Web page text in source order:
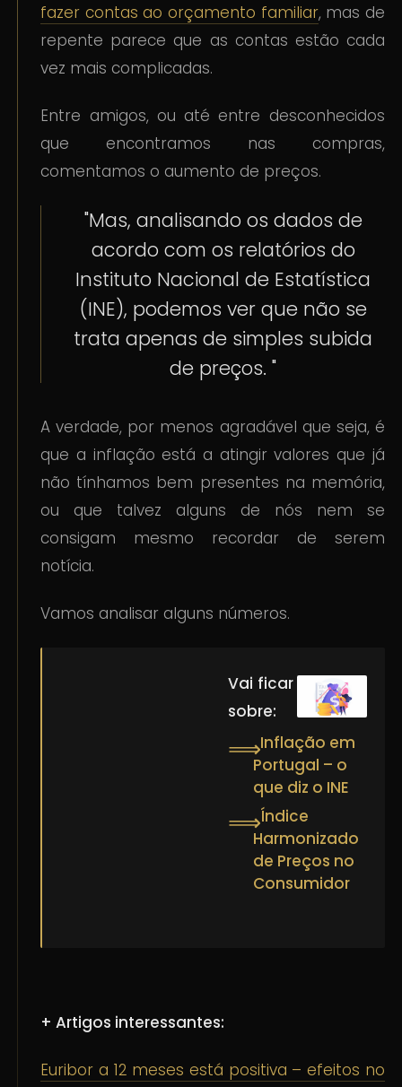
fazer contas ao orçamento familiar, mas de
repente parece que as contas estão cada
vez mais complicadas.
Entre amigos, ou até entre desconhecidos
que encontramos nas compras,
comentamos o aumento de preços.
"Mas, analisando os dados de
acordo com os relatórios do
Instituto Nacional de Estatística
(INE), podemos ver que não se
trata apenas de simples subida
de preços. "
A verdade, por menos agradável que seja, é
que a inflação está a atingir valores que já
não tínhamos bem presentes na memória,
ou que talvez alguns de nós nem se
consigam mesmo recordar de serem
notícia.
Vamos analisar alguns números.
Vai ficar a saber
sobre:
⟹Inflação em
Portugal – o
que diz o INE
⟹Índice
Harmonizado
de Preços no
Consumidor
+ Artigos interessantes:
Euribor a 12 meses está positiva – efeitos no